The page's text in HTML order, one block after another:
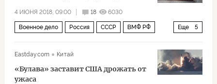
4 ИЮНЯ 2018, 09:00 18 6030
Еще 5
Военное дело Россия СССР ВМФ РФ
финансирование
Eastday.com Китай
«Булава» заставит США дрожать от
ужаса